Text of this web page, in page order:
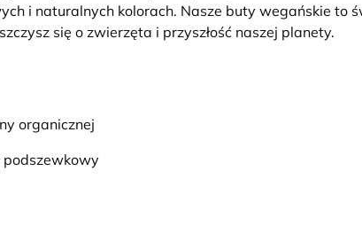
i naturalnych kolorach. Nasze buty wegańskie
się o zwierzęta i przyszłość naszej planety.
organicznej
podszewkowy